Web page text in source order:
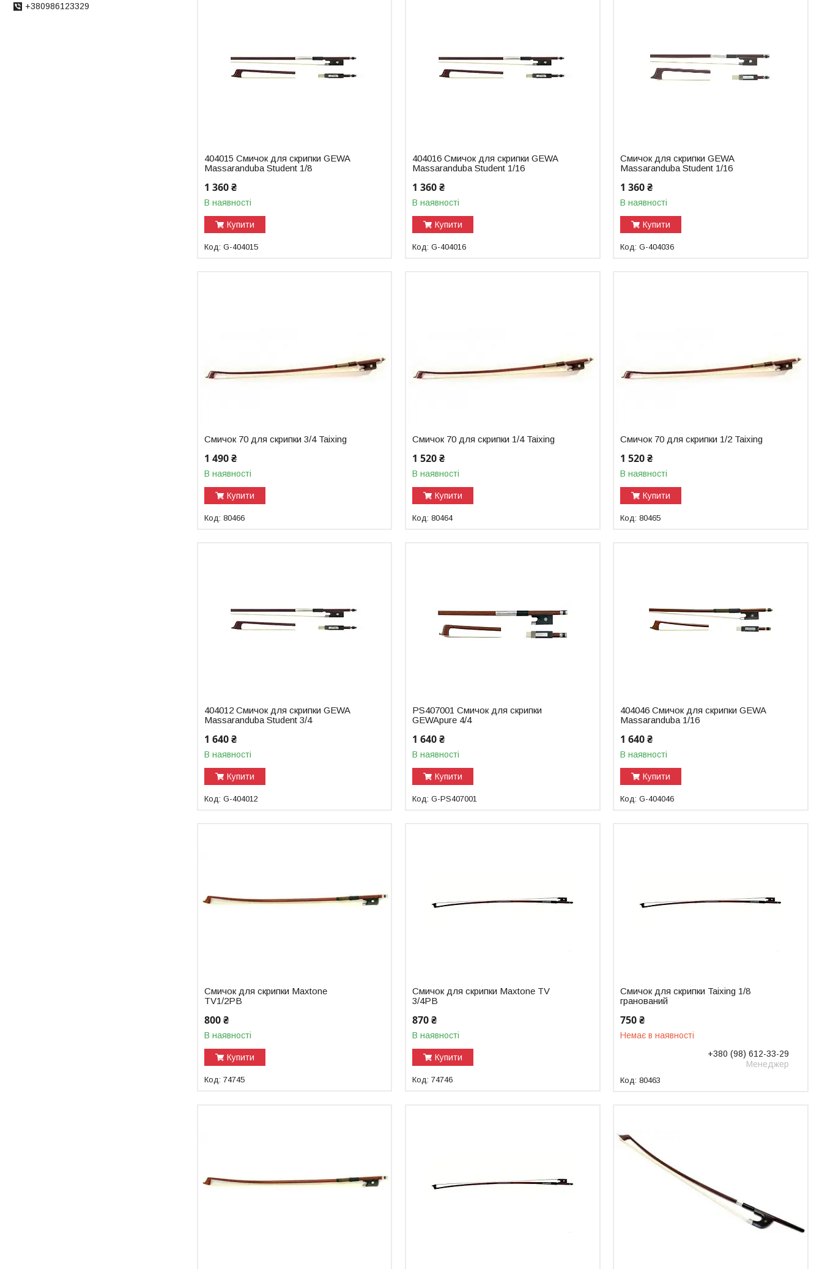
404015 Смичок для скрипки GEWA
Massaranduba Student 1/8
1 360 ₴
В наявності
Купити
G-404015
404016 Смичок для скрипки GEWA
Massaranduba Student 1/16
1 360 ₴
В наявності
Купити
G-404016
Смичок для скрипки GEWA
Massaranduba Student 1/16
1 360 ₴
В наявності
Купити
G-404036
Смичок 70 для скрипки 3/4 Taixing
1 490 ₴
В наявності
Купити
80466
Смичок 70 для скрипки 1/4 Taixing
1 520 ₴
В наявності
Купити
80464
Смичок 70 для скрипки 1/2 Taixing
1 520 ₴
В наявності
Купити
80465
404012 Смичок для скрипки GEWA
Massaranduba Student 3/4
1 640 ₴
В наявності
Купити
G-404012
PS407001 Смичок для скрипки
GEWApure 4/4
1 640 ₴
В наявності
Купити
G-PS407001
404046 Смичок для скрипки GEWA
Massaranduba 1/16
1 640 ₴
В наявності
Купити
G-404046
Смичок для скрипки Maxtone
TV1/2PB
800 ₴
В наявності
Купити
74745
Смичок для скрипки Maxtone TV
3/4PB
870 ₴
В наявності
Купити
74746
Смичок для скрипки Taixing 1/8
гранований
750 ₴
Немає в наявності
+380 (98) 612-33-29
Менеджер
80463
+380986123329